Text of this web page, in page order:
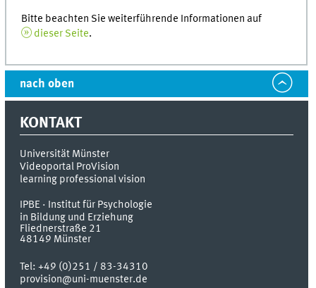
Bitte beachten Sie weiterführende Informationen auf
dieser Seite.
nach oben
KONTAKT
Universität Münster
Videoportal ProVision
learning professional vision
IPBE · Institut für Psychologie
in Bildung und Erziehung
Fliednerstraße 21
48149 Münster
Tel:+49 (0)251 / 83-34310
provision@uni-muenster.de